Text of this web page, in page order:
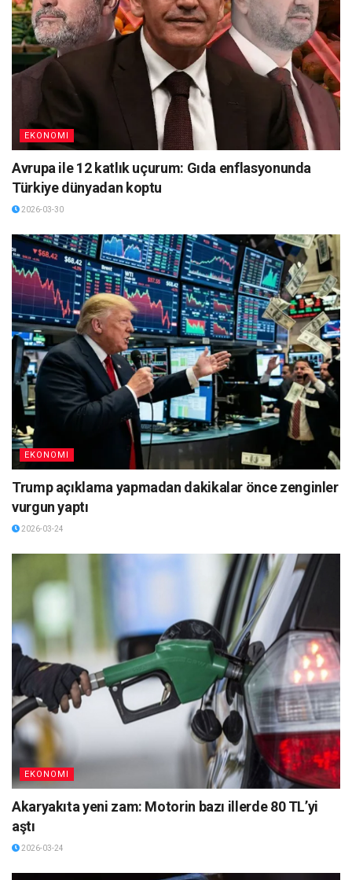
EKONOMI
Avrupa ile 12 katlık uçurum: Gıda enflasyonunda
Türkiye dünyadan koptu
2026-03-30
EKONOMI
Trump açıklama yapmadan dakikalar önce zenginler
vurgun yaptı
2026-03-24
EKONOMI
Akaryakıta yeni zam: Motorin bazı illerde 80 TL’yi
aştı
2026-03-24